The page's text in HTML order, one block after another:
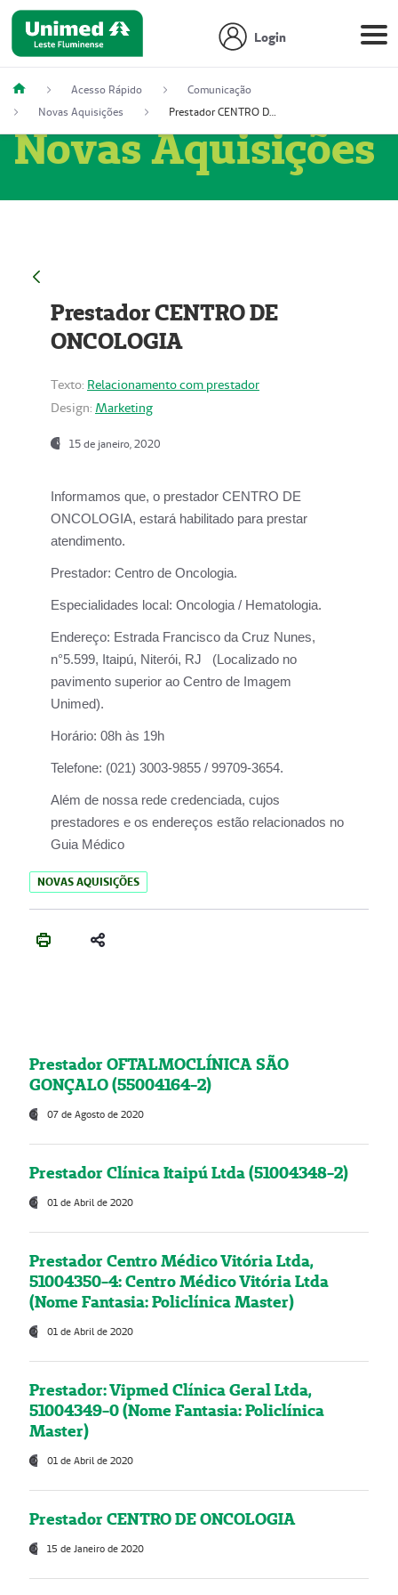
Login
Acesso Rápido
Comunicação
Novas Aquisições
Prestador CENTRO DE ONCOLOGIA
Novas Aquisições
Prestador CENTRO DE
ONCOLOGIA
Texto: Relacionamento com prestador
Design: Marketing
15 de janeiro, 2020
Informamos que, o prestador CENTRO DE
ONCOLOGIA, estará habilitado para prestar
atendimento.
Prestador: Centro de Oncologia.
Especialidades local: Oncologia / Hematologia.
Endereço: Estrada Francisco da Cruz Nunes,
n°5.599, Itaipú, Niterói, RJ (Localizado no
pavimento superior ao Centro de Imagem
Unimed).
Horário: 08h às 19h
Telefone: (021) 3003-9855 / 99709-3654.
Além de nossa rede credenciada, cujos
prestadores e os endereços estão relacionados no
Guia Médico
NOVAS AQUISIÇÕES
Prestador OFTALMOCLÍNICA SÃO
GONÇALO (55004164-2)
07 de Agosto de 2020
Prestador Clínica Itaipú Ltda (51004348-2)
01 de Abril de 2020
Prestador Centro Médico Vitória Ltda,
51004350-4: Centro Médico Vitória Ltda
(Nome Fantasia: Policlínica Master)
01 de Abril de 2020
Prestador: Vipmed Clínica Geral Ltda,
51004349-0 (Nome Fantasia: Policlínica
Master)
01 de Abril de 2020
Prestador CENTRO DE ONCOLOGIA
15 de Janeiro de 2020